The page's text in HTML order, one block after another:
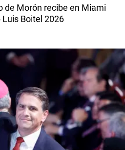
de Morón recibe en Miami
Boitel 2026